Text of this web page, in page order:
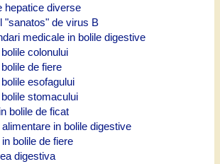
hepatice diverse
"sanatos" de virus B
medicale in bolile digestive
colonului
de fiere
esofagului
stomacului
bolile de ficat
in bolile digestive
bolile de fiere
digestiva